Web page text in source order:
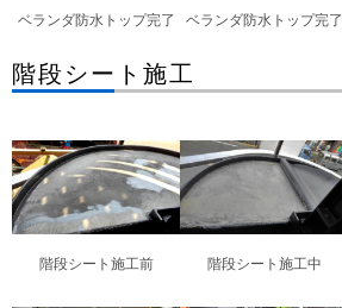
ベランダ防水トップ完了 ベランダ防水トップ完了
階段シート施工
階段シート施工前 階段シート施工中